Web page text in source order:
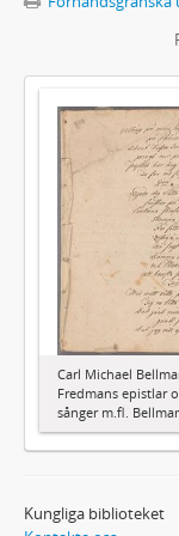
Carl Michael
Fredmans epistlar
sånger m.fl.
Kungliga biblioteket